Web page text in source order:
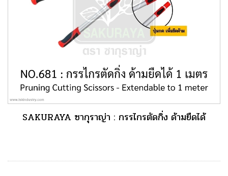
SAKURAYA ซากุราญ่า : กรรไกรตัดกิ่ง ด้ามยืดได้